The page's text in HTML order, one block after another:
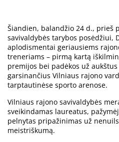
Šiandien, balandžio 24 d., prieš
savivaldybės tarybos posėdžiui,
aplodismentai geriausiems
treneriams – pirmą kartą
premijos bei padėkos už
garsinančius Vilniaus rajono
tarptautinėse sporto arenose.
Vilniaus rajono savivaldybės
sveikindamas laureatus,
pelnytas pripažinimas už
meistriškumą.